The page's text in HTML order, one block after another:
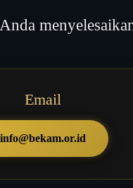
Email
info@bekam.or.id